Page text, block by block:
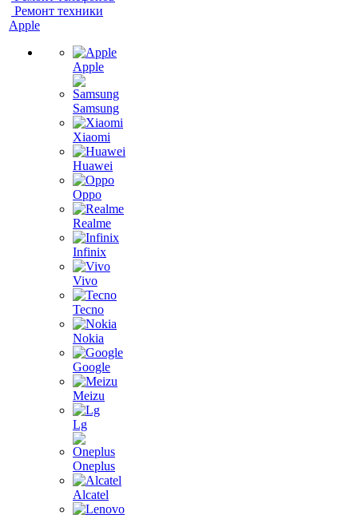
Ремонт техники
Apple
Apple
Samsung
Xiaomi
Huawei
Oppo
Realme
Infinix
Vivo
Tecno
Nokia
Google
Meizu
Lg
Oneplus
Alcatel